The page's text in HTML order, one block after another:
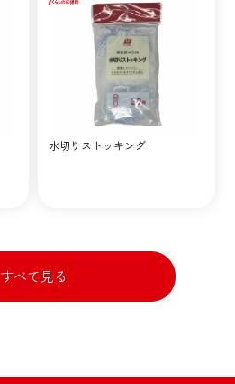
水切りストッキング
すべて見る